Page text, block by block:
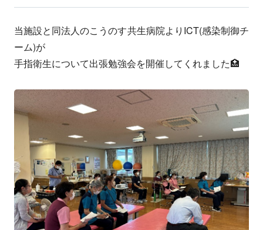
当施設と同法人のこうのす共生病院よりICT(感染制御チ
ーム)が
手指衛生について出張勉強会を開催してくれました🏥